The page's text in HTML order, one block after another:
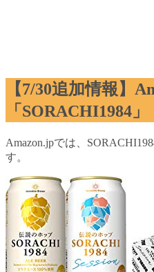
【7/30追加情報】
「SORACHI1984」
Amazon.jpでは、
す。